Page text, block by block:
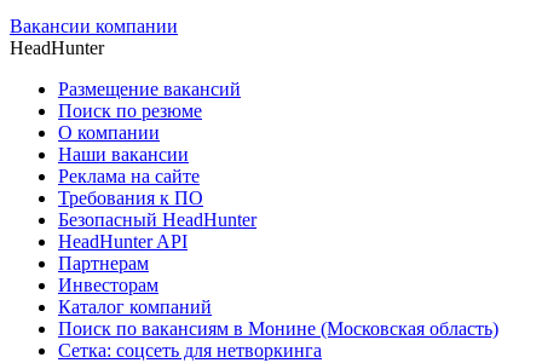
Вакансии компании
HeadHunter
Размещение вакансий
Поиск по резюме
О компании
Наши вакансии
Реклама на сайте
Требования к ПО
Безопасный HeadHunter
HeadHunter API
Партнерам
Инвесторам
Каталог компаний
Поиск по вакансиям в Монине (Московская область)
Сетка: соцсеть для нетворкинга